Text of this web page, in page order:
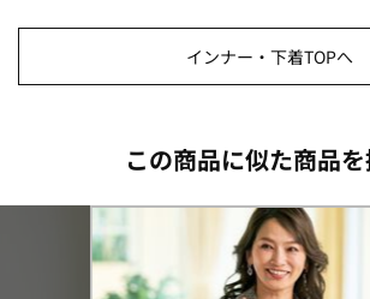
インナー・下着TOPへ
この商品に似た商品